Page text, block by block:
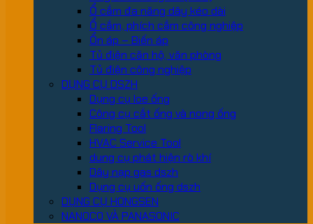
Ổ cắm đa năng dây kéo dài
Ổ cắm, phích cắm công nghiệp
Ổn áp – Biến áp
Tủ điện căn hộ, văn phòng
Tủ điện công nghiệp
DỤNG CỤ DSZH
Dụng cụ loe ống
Công cụ cắt ống và nong ống
Flaring Tool
HVAC Service Tool
dung cụ phát hiện rò khí
Dây nạp gas dszh
Dụng cụ uốn ống dszh
DỤNG CỤ HONGSEN
NANOCO VÀ PANASONIC